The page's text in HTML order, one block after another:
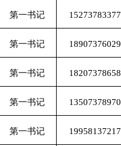
第一书记 15273783377
第一书记 18907376029
第一书记 18207378658
第一书记 13507378970
第一书记 19958137217